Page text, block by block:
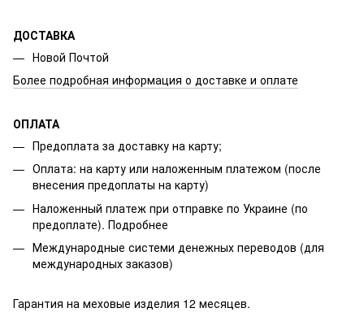
ДОСТАВКА
Новой Почтой
Более подробная информация о доставке и оплате
ОПЛАТА
Предоплата за доставку на карту;
Оплата: на карту или наложенным платежом (после
внесения предоплаты на карту)
Наложенный платеж при отправке по Украине (по
предоплате). Подробнее
Международные системи денежных переводов (для
международных заказов)
Гарантия на меховые изделия 12 месяцев.